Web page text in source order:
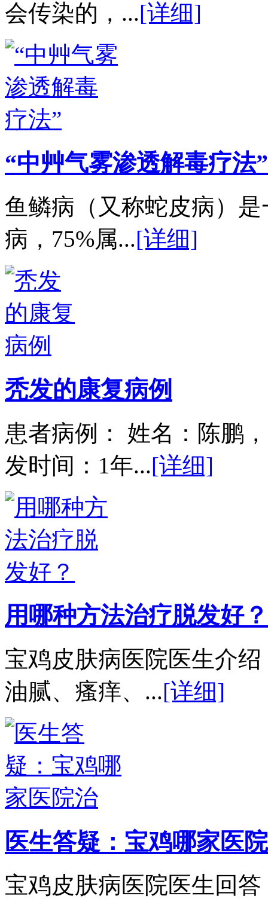
会传染的，...[详细]
“中艸气雾渗透解毒疗法”
鱼鳞病（又称蛇皮病）
病，75%属...[详细]
秃发的康复病例
患者病例： 姓名：陈鹏
发时间：1年...[详细]
用哪种方法治疗脱发好？
宝鸡皮肤病医院医生介
油腻、瘙痒、...[详细]
医生答疑：宝鸡哪家医
宝鸡皮肤病医院医生回